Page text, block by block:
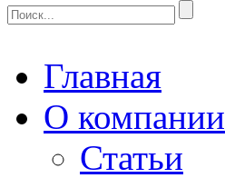
Главная
О компании
Статьи